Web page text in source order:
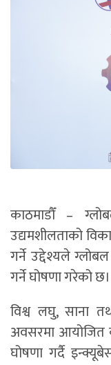
काठमाडौँ –
उद्यमशीलताको
गर्ने उद्देश्यले
गर्ने घोषणा गरेको छ।
विश्व लघु, साना
अवसरमा आयोजित
घोषणा गर्दै